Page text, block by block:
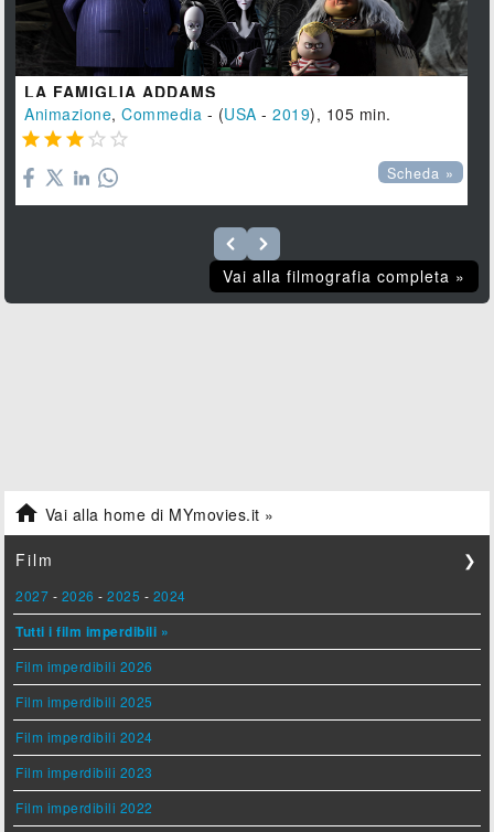
LA FAMIGLIA ADDAMS
Animazione,Commedia - (USA -2019), 105 min.
    
Scheda »
Vai alla filmografia completa »
 Vai alla home di MYmovies.it »
Film ❯
2027 - 2026 -2025 - 2024
Tutti i film imperdibili »
Film imperdibili 2026
Film imperdibili 2025
Film imperdibili 2024
Film imperdibili 2023
Film imperdibili 2022